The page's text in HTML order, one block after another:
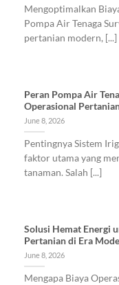
Mengoptimalkan
Pompa Air Tenaga
pertanian modern, [...]
Peran Pompa Air
Operasional
June 8, 2026
Pentingnya Sistem
faktor utama yang
tanaman. Salah [...]
Solusi Hemat Energi
Pertanian di Era
June 8, 2026
Mengapa Biaya